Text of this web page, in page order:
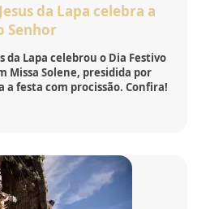
da Lapa celebra a
Senhor
da Lapa celebrou o Dia Festivo
Missa Solene, presidida por
a festa com procissão. Confira!